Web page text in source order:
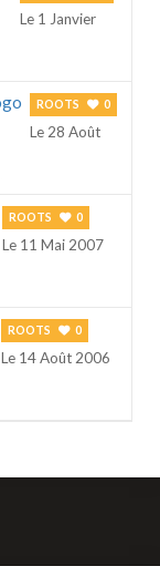
Le 1 Janvier
ROOTS 0
Le 28 Août
ROOTS 0
Le 11 Mai 2007
ROOTS 0
Le 14 Août 2006